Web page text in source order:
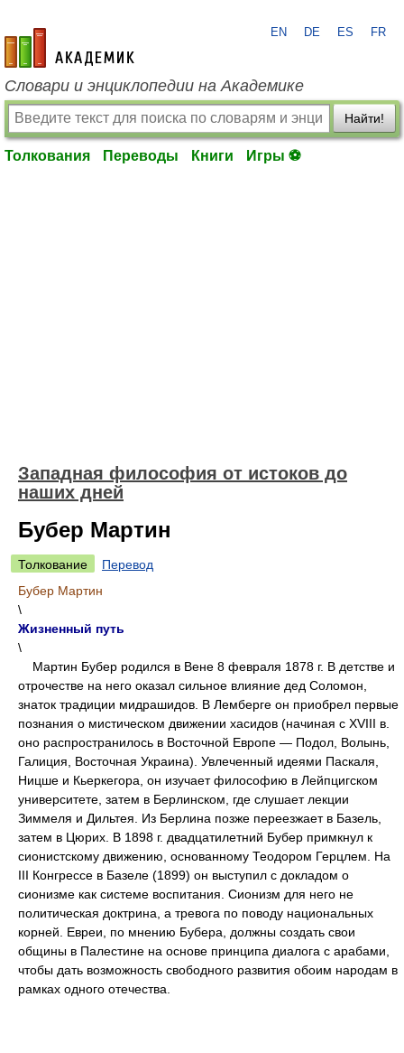
academic.ru
EN DE ES FR
Словари и энциклопедии на Академике
Найти!
Толкования Переводы Книги Игры ⚽
Западная философия от истоков до
наших дней
Бубер Мартин
Толкование
Перевод
Бубер Мартин
\
Жизненный путь
\
Мартин Бубер родился в Вене 8 февраля 1878 г. В детстве и
отрочестве на него оказал сильное влияние дед Соломон,
знаток традиции мидрашидов. В Лемберге он приобрел первые
познания о мистическом движении хасидов (начиная с XVIII в.
оно распространилось в Восточной Европе — Подол, Волынь,
Галиция, Восточная Украина). Увлеченный идеями Паскаля,
Ницше и Кьеркегора, он изучает философию в Лейпцигском
университете, затем в Берлинском, где слушает лекции
Зиммеля и Дильтея. Из Берлина позже переезжает в Базель,
затем в Цюрих. В 1898 г. двадцатилетний Бубер примкнул к
сионистскому движению, основанному Теодором Герцлем. На
III Конгрессе в Базеле (1899) он выступил с докладом о
сионизме как системе воспитания. Сионизм для него не
политическая доктрина, а тревога по поводу национальных
корней. Евреи, по мнению Бубера, должны создать свои
общины в Палестине на основе принципа диалога с арабами,
чтобы дать возможность свободного развития обоим народам в
рамках одного отечества.